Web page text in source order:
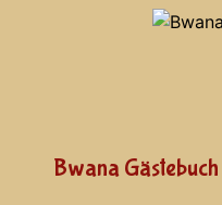
Bwana Gästebuch